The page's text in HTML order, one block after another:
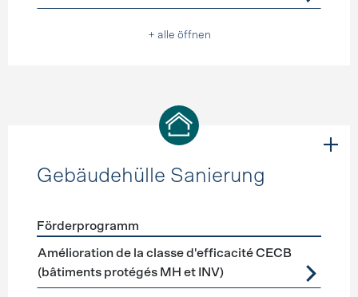
+ alle öffnen
Gebäudehülle Sanierung
Förderprogramme Gebäudehülle Sanierung
Förderprogramm
Amélioration de la classe d'efficacité CECB
(bâtiments protégés MH et INV)